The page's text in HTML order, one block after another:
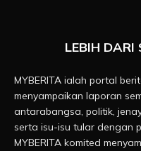
LEBIH DARI
MYBERITA ialah portal
menyampaikan laporan
antarabangsa, politik,
serta isu-isu tular dengan
MYBERITA komited